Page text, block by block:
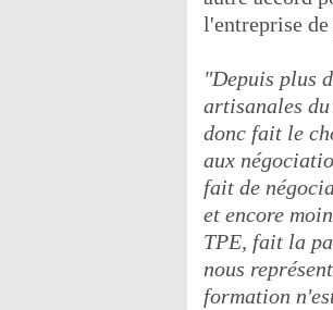
l'entreprise
"Depuis plus
artisanales
donc fait le
aux
fait de
et encore
TPE, fait la
nous
formation